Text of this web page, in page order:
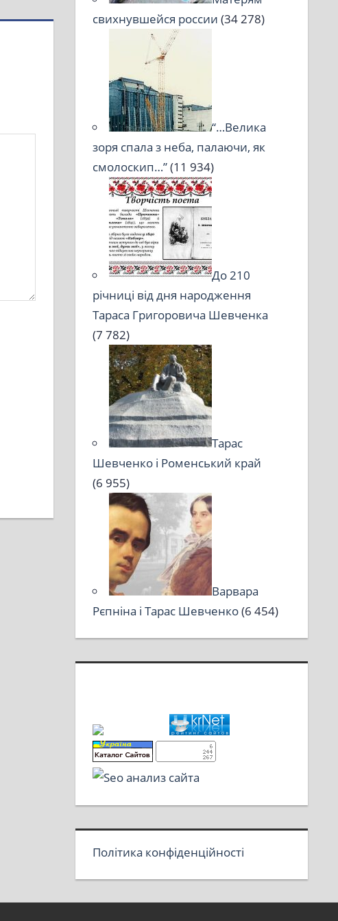
свихнувшейся россии (34 278)
“…Велика
зоря спала з неба, палаючи, як
смолоскип…”(11 934)
До 210
річниці від дня народження
Тараса Григоровича Шевченка
(7 782)
Тарас
Шевченко і Роменський край
(6 955)
Варвара
Рєпніна і Тарас Шевченко(6 454)
Політика конфіденційності